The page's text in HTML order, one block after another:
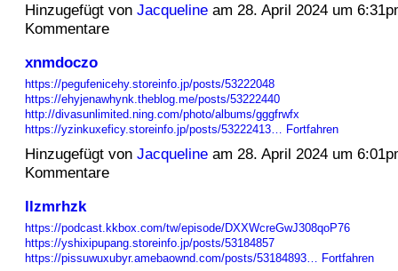
Hinzugefügt von Jacquelineam 28. April 2024 um
Kommentare
xnmdoczo
https://pegufenicehy.storeinfo.jp/posts/53222048
https://ehyjenawhynk.theblog.me/posts/53222440
http://divasunlimited.ning.com/photo/albums/gggfrwfx
https://yzinkuxeficy.storeinfo.jp/posts/53222413…
Fortfahren
Hinzugefügt von Jacquelineam 28. April 2024 um
Kommentare
llzmrhzk
https://podcast.kkbox.com/tw/episode/DXXWcreGwJ308qoP76
https://yshixipupang.storeinfo.jp/posts/53184857
https://pissuwuxubyr.amebaownd.com/posts/53184893…
Fortfahren